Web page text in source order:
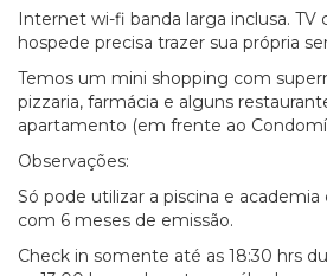
Internet wi-fi banda larga inclusa. TV
hospede precisa trazer sua própria
Temos um mini shopping com
pizzaria, farmácia e alguns
apartamento (em frente ao
Observações:
Só pode utilizar a piscina e
com 6 meses de emissão.
Check in somente até as 18:30 hrs